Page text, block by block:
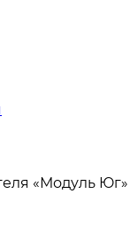
«Модуль Юг»